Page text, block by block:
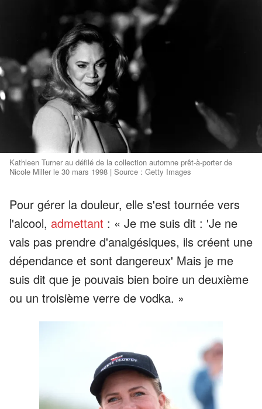
Kathleen Turner au défilé de la collection automne prêt-à-porter de
Nicole Miller le 30 mars 1998 | Source : Getty Images
Pour gérer la douleur, elle s'est tournée vers
l'alcool, admettant : « Je me suis dit : 'Je ne
vais pas prendre d'analgésiques, ils créent une
dépendance et sont dangereux' Mais je me
suis dit que je pouvais bien boire un deuxième
ou un troisième verre de vodka. »